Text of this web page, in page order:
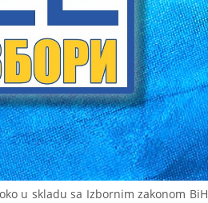
u skladu sa Izbornim zakonom BiH